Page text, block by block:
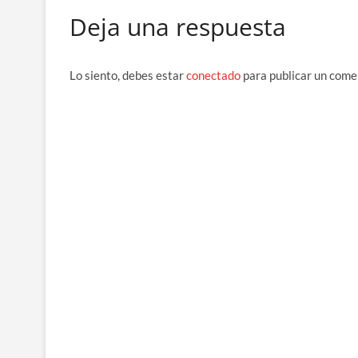
o
Deja una respuesta
Lo siento, debes estarconectado para publicar un